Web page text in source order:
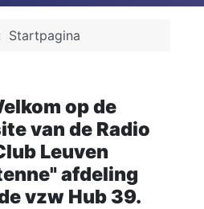
Startpagina
op de
van de Radio
Leuven
afdeling
vzw Hub 39.